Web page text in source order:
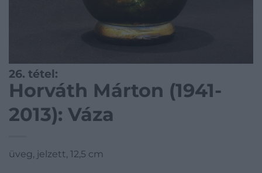
26. tétel:
Horváth Márton (1941-
2013): Váza
üveg, jelzett, 12,5 cm